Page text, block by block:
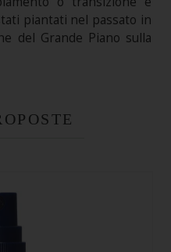
piantati nel passato in
del Grande Piano sulla